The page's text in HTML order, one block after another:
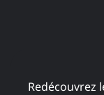
Redécouvrez